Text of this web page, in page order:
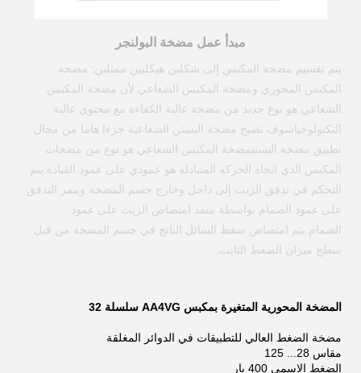
مبدأ عمل مضخة البولنجر
يتم تقسيم مضخة المكبس إلى شكلين هيكليين ممثلين: مضخة
المكبس المحوري ومضخة المكبس الشعاعي.لأن مضخة المكبس
الشعاعي هو نوع جديد من مضخة عالية الكفاءة مع محتوى عالية
التكنولوجياسوف تصبح مضخة البستن الشعاعية جزءا هاما من مجال
تطبيق مضخة البستنمضخة المكبس الشعاعي هو نوع من مضخات
المكبس الذي اتجاه الحركة المتبادلة هو عمودي على عمود القيادة. يتم
التحكم في تدفق الزيت إلى داخل وخارج جسم المضخة وممر التدفق
على عمود الصمام بواسطة منفذ امتصاص الزيت على عمود
الصمام.يتم امتصاص ضغط السائل الناتج في جسم المضخة من قبل
سطح ميزان الضغط الثابت.
المضخة المحورية المتغيرة بمكبس AA4VG سلسلة 32
مضخة الضغط العالي للتطبيقات في الدوائر المغلقة
مقاس 28... 125
الضغط الاسمي 400 بار